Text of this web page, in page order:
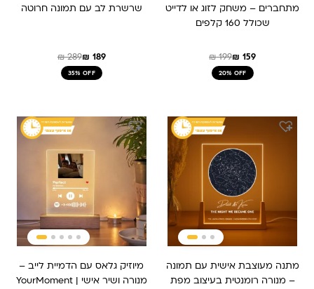
מתחברים – משחק לזוג או לדייט
שכולל 160 קלפים
₪199₪ 159
20% OFF
שרשרת לב עם תמונה חרוטה
₪289₪ 189
35% OFF
מתנה מעוצבת אישית עם תמונה
– מנורה רומנטית בעיצוב מפת
המחיר
היה:
המחיר
הוא:
מיוזיק גלאס עם הדמיית לייב –
מנורה ושיר אישי | YourMoment